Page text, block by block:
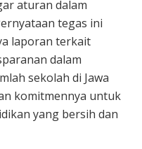
aturan dalam
tegas ini
laporan terkait
dalam
sekolah di Jawa
komitmennya untuk
yang bersih dan